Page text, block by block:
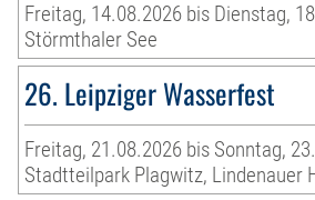
Freitag, 14.08.2026 bis Dienstag,
Störmthaler See
26. Leipziger Wasserfest
Freitag, 21.08.2026 bis Sonntag,
Stadtteilpark Plagwitz, Lindenauer